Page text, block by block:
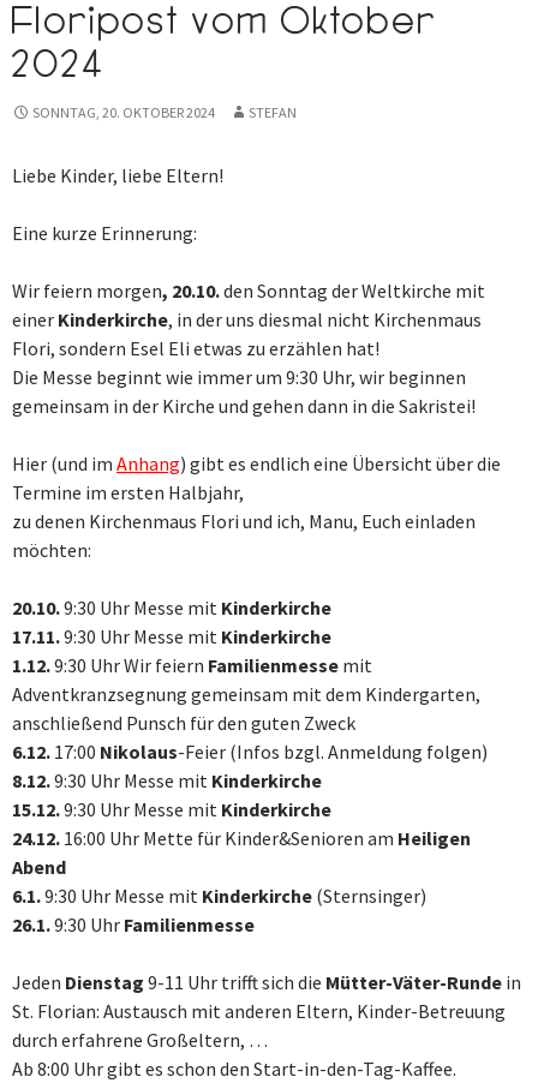
Floripost vom Oktober
2024
SONNTAG, 20. OKTOBER 2024 STEFAN
Liebe Kinder, liebe Eltern!
Eine kurze Erinnerung:
Wir feiern morgen, 20.10.den Sonntag der Weltkirche mit
einer Kinderkirche, in der uns diesmal nicht Kirchenmaus
Flori, sondern Esel Eli etwas zu erzählen hat!
Die Messe beginnt wie immer um 9:30 Uhr, wir beginnen
gemeinsam in der Kirche und gehen dann in die Sakristei!
Hier (und im Anhang) gibt es endlich eine Übersicht über die
Termine im ersten Halbjahr,
zu denen Kirchenmaus Flori und ich, Manu, Euch einladen
möchten:
20.10.9:30 Uhr Messe mit Kinderkirche
17.11.9:30 Uhr Messe mit Kinderkirche
1.12.9:30 Uhr Wir feiern Familienmesse mit
Adventkranzsegnung gemeinsam mit dem Kindergarten,
anschließend Punsch für den guten Zweck
6.12. 17:00 Nikolaus-Feier (Infos bzgl. Anmeldung folgen)
8.12.9:30 Uhr Messe mit Kinderkirche
15.12.9:30 Uhr Messe mit Kinderkirche
24.12. 16:00 Uhr Mette für Kinder&Senioren am Heiligen
Abend
6.1.9:30 Uhr Messe mit Kinderkirche (Sternsinger)
26.1.9:30 Uhr Familienmesse
Jeden Dienstag 9-11 Uhr trifft sich die Mütter-Väter-Runde in
St. Florian: Austausch mit anderen Eltern, Kinder-Betreuung
durch erfahrene Großeltern, …
Ab 8:00 Uhr gibt es schon den Start-in-den-Tag-Kaffee.